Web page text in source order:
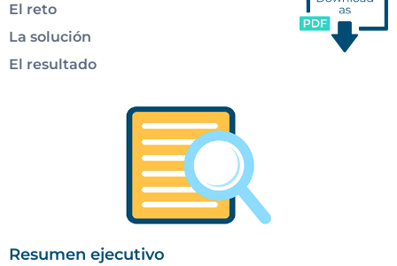
El reto
La solución
El resultado
Resumen ejecutivo